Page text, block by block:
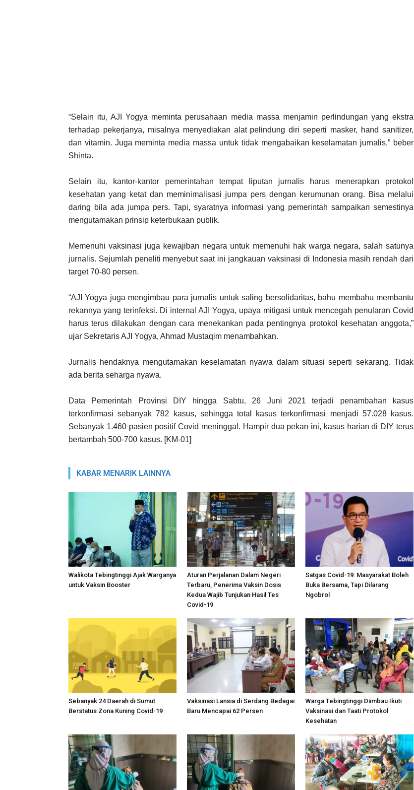
“Selain itu, AJI Yogya meminta perusahaan media massa menjamin perlindungan yang ekstra
terhadap pekerjanya, misalnya menyediakan alat pelindung diri seperti masker, hand sanitizer,
dan vitamin. Juga meminta media massa untuk tidak mengabaikan keselamatan jurnalis,” beber
Shinta.
Selain itu, kantor-kantor pemerintahan tempat liputan jurnalis harus menerapkan protokol
kesehatan yang ketat dan meminimalisasi jumpa pers dengan kerumunan orang. Bisa melalui
daring bila ada jumpa pers. Tapi, syaratnya informasi yang pemerintah sampaikan semestinya
mengutamakan prinsip keterbukaan publik.
Memenuhi vaksinasi juga kewajiban negara untuk memenuhi hak warga negara, salah satunya
jurnalis. Sejumlah peneliti menyebut saat ini jangkauan vaksinasi di Indonesia masih rendah dari
target 70-80 persen.
“AJI Yogya juga mengimbau para jurnalis untuk saling bersolidaritas, bahu membahu membantu
rekannya yang terinfeksi. Di internal AJI Yogya, upaya mitigasi untuk mencegah penularan Covid
harus terus dilakukan dengan cara menekankan pada pentingnya protokol kesehatan anggota,”
ujar Sekretaris AJI Yogya, Ahmad Mustaqim menambahkan.
Jurnalis hendaknya mengutamakan keselamatan nyawa dalam situasi seperti sekarang. Tidak
ada berita seharga nyawa.
Data Pemerintah Provinsi DIY hingga Sabtu, 26 Juni 2021 terjadi penambahan kasus
terkonfirmasi sebanyak 782 kasus, sehingga total kasus terkonfirmasi menjadi 57.028 kasus.
Sebanyak 1.460 pasien positif Covid meninggal. Hampir dua pekan ini, kasus harian di DIY terus
bertambah 500-700 kasus. [KM-01]
KABAR MENARIK LAINNYA
Walikota Tebingtinggi Ajak Warganya
untuk Vaksin Booster
Aturan Perjalanan Dalam Negeri
Terbaru, Penerima Vaksin Dosis
Kedua Wajib Tunjukan Hasil Tes
Covid-19
Satgas Covid-19: Masyarakat Boleh
Buka Bersama, Tapi Dilarang
Ngobrol
Sebanyak 24 Daerah di Sumut
Berstatus Zona Kuning Covid-19
Vaksinasi Lansia di Serdang Bedagai
Baru Mencapai 62 Persen
Warga Tebingtinggi Diimbau Ikuti
Vaksinasi dan Taati Protokol
Kesehatan